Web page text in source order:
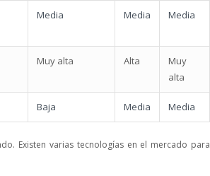
Media Media Media
Muy alta Alta
Muy
alta
Baja Media Media
Existen varias tecnologías en el mercado para